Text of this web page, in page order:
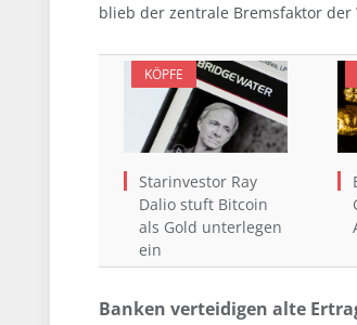
blieb der zentrale Bremsfaktor
KÖPFE
Starinvestor Ray
Dalio stuft Bitcoin
als Gold unterlegen
ein
Banken verteidigen alte